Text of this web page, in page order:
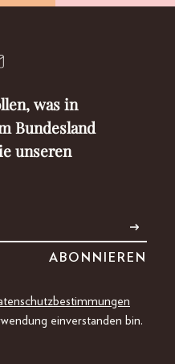
was in
Bundesland
unseren
einverstanden bin.